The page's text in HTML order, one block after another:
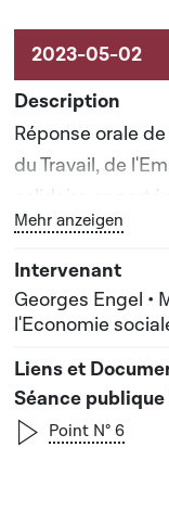
Réponse orale
du Travail, de
solidaire
Bouton
Mehr anzeigen
Georges Engel •
l'Economie
Séance publique
Point N° 6